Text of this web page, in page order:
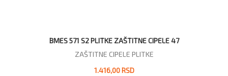
BMES 571 S2 PLITKE ZAŠTITNE CIPELE 47
ZAŠTITNE CIPELE PLITKE
1.416,00 RSD